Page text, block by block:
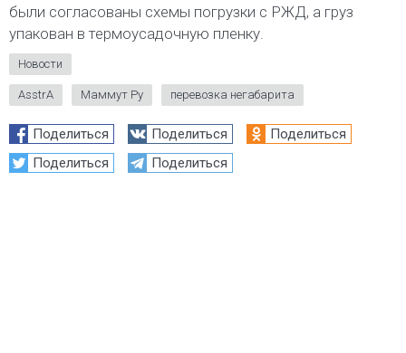
были согласованы схемы погрузки с РЖД, а груз
упакован в термоусадочную пленку.
Новости
AsstrA Маммут Ру перевозка негабарита
Поделиться Поделиться
Поделиться
Поделиться
Поделиться